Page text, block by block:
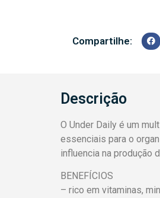
Compartilhe:
Descrição
O Under Daily é um
essenciais para o
influencia na produção
BENEFÍCIOS
– rico em vitaminas,